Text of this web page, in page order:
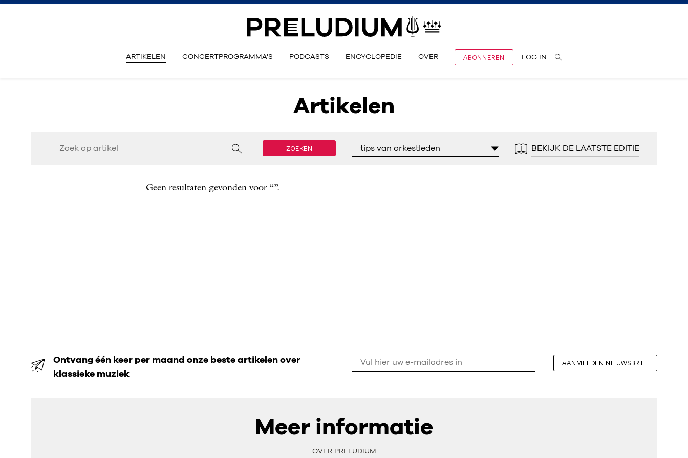
ARTIKELEN CONCERTPROGRAMMA'S PODCASTS ENCYCLOPEDIE OVER ABONNEREN LOG IN
Artikelen
ZOEKEN tips van orkestleden BEKIJK DE LAATSTE EDITIE
Geen resultaten gevonden voor “”.
Ontvang één keer per maand onze beste artikelen over
klassieke muziek
AANMELDEN NIEUWSBRIEF
Meer informatie
OVER PRELUDIUM